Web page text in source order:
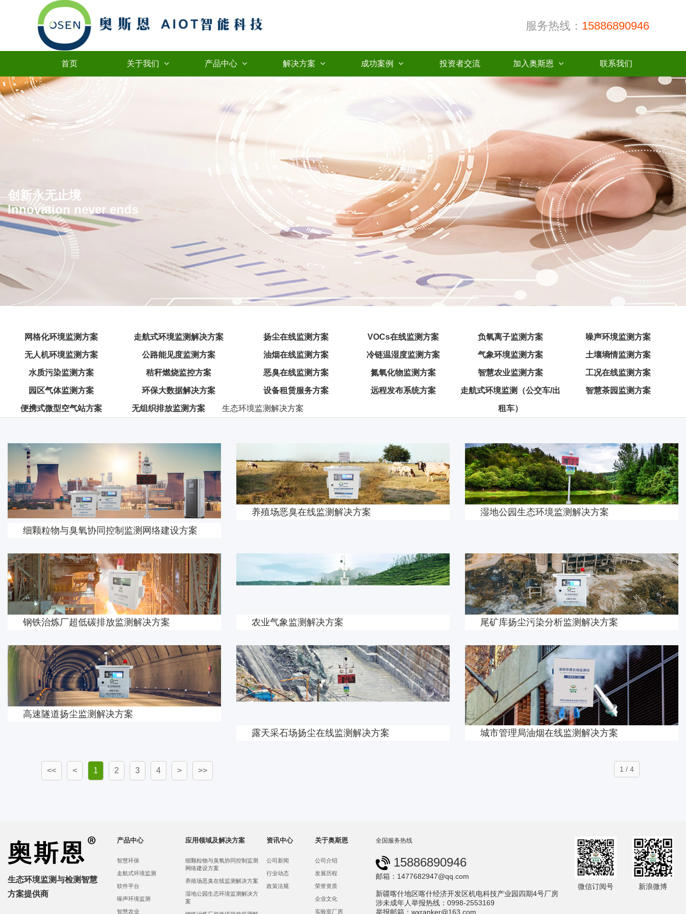
服务热线： 15886890946
首页 关于我们 产品中心 解决方案 成功案例 投资者交流 加入奥斯恩 联系我们
创新永无止境
Innovation never ends
网格化环境监测方案 走航式环境监测解决方案 扬尘在线监测方案 VOCs在线监测方案 负氧离子监测方案 噪声环境监测方案
无人机环境监测方案 公路能见度监测方案 油烟在线监测方案 冷链温湿度监测方案 气象环境监测方案 土壤墒情监测方案
水质污染监测方案 秸秆燃烧监控方案 恶臭在线监测方案 氮氧化物监测方案 智慧农业监测方案 工况在线监测方案
园区气体监测方案 环保大数据解决方案 设备租赁服务方案 远程发布系统方案 走航式环境监测（公交车/出
租车）
智慧茶园监测方案
便携式微型空气站方案 无组织排放监测方案 生态环境监测解决方案
细颗粒物与臭氧协同控制监测网络建设方案
养殖场恶臭在线监测解决方案 湿地公园生态环境监测解决方案
钢铁治炼厂超低碳排放监测解决方案 农业气象监测解决方案 尾矿库扬尘污染分析监测解决方案
高速隧道扬尘监测解决方案
露天采石场扬尘在线监测解决方案
城市管理局油烟在线监测解决方案
1 / 4
<< < 1 2 3 4 > >>
生态环境监测与检测智慧
方案提供商
产品中心
智慧环保
走航式环境监测
软件平台
噪声环境监测
智慧农业
应用领域及解决方案
细颗粒物与臭氧协同控制监测
网络建设方案
养殖场恶臭在线监测解决方案
湿地公园生态环境监测解决方
案
资讯中心
公司新闻
行业动态
政策法规
关于奥斯恩
公司介绍
发展历程
荣誉资质
企业文化
实验室厂房
全国服务热线
15886890946
邮箱：1477682947@qq.com
新疆喀什地区喀什经济开发区机电科技产业园四期4号厂房
涉未成年人举报热线：0998-2553169
举报邮箱：wxranker@163.com
微信订阅号 新浪微博